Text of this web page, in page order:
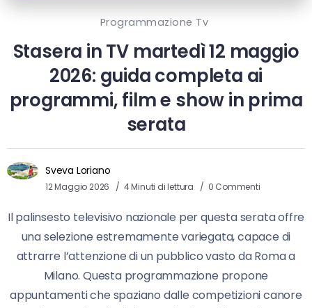
Programmazione Tv
Stasera in TV martedì 12 maggio
2026: guida completa ai
programmi, film e show in prima
serata
Sveva Loriano
12 Maggio 2026 4 Minuti di lettura 0 Commenti
Il palinsesto televisivo nazionale per questa serata offre
una selezione estremamente variegata, capace di
attrarre l’attenzione di un pubblico vasto da Roma a
Milano. Questa programmazione propone
appuntamenti che spaziano dalle competizioni canore